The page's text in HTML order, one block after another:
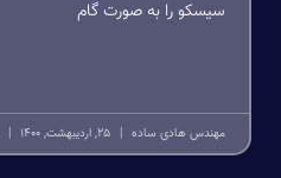
سیسکو را به صورت گام
مهندس هادی ساده